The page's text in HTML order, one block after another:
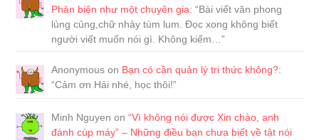
Phản biện như một chuyên gia: “Bài viết văn phong
lủng củng,chữ nhảy tùm lum. Đọc xong không biết
người viết muốn nói gì. Không kiểm…”
Anonymous on Bạn có cần quản lý tri thức không?:
“Cảm ơn Hải nhé, học thôi!”
Minh Nguyen on“Vì không nói được Xin chào, anh
đành cúp máy” – Những điều bạn chưa biết về tật nói